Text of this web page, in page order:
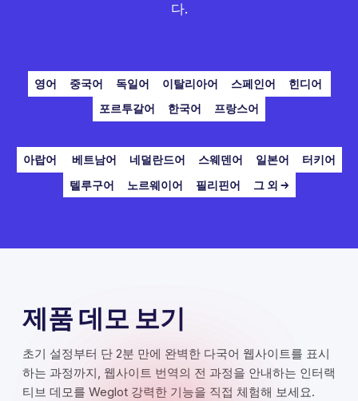
다.
영어 중국어 독일어 이탈리아어 스페인어
힌디어
포르투갈어
한국어 프랑스어
아랍어 베트남어 네덜란드어 스웨덴어 일본어
터키어
텔루구어
노르웨이어 필리핀어 그 외 →
제품 데모 보기
초기 설정부터 단 2분 만에 완벽한 다국어 웹사이트를 표시
하는 과정까지, 웹사이트 번역의 전 과정을 안내하는 인터랙
티브 데모를 Weglot 강력한 기능을 직접 체험해 보세요.